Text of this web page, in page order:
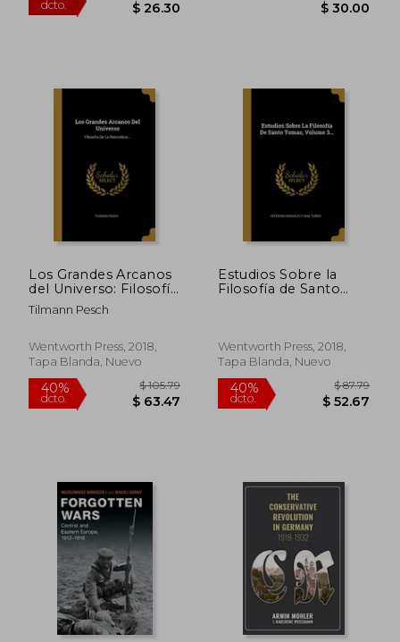
dcto. $ 30.11 $
45%
dcto.
45%
dcto.
Los Grandes Arcanos
del Universo: Filosofía
de la Naturaleza.
Tilmann Pesch
Wentworth Press, 2018,
Tapa Blanda, Nuevo
Estudios Sobre la
Filosofía de Santo
Wentworth Press, 2018,
Tapa Blanda, Nuevo